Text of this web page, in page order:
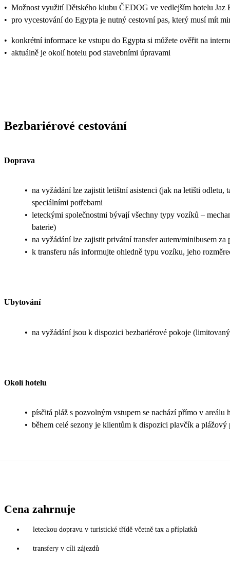
• Možnost využití Dětského klubu ČEDOG ve vedlejším hotelu
• pro vycestování do Egypta je nutný cestovní pas, který musí mít
• konkrétní informace ke vstupu do Egypta si můžete ověřit na
• aktuálně je okolí hotelu pod stavebními úpravami
Bezbariérové cestování
Doprava
• na vyžádání lze zajistit letištní asistenci (jak na letišti odletu,
speciálními potřebami
• leteckými společnostmi bývají všechny typy vozíků –
baterie)
• na vyžádání lze zajistit privátní transfer autem/minibusem
• k transferu nás informujte ohledně typu vozíku, jeho
Ubytování
• na vyžádání jsou k dispozici bezbariérové pokoje
Okolí hotelu
• písčitá pláž s pozvolným vstupem se nachází přímo v
• během celé sezony je klientům k dispozici plavčík a plážový
Cena zahrnuje
leteckou dopravu v turistické třídě včetně tax a příplatků
transfery v cíli zájezdů